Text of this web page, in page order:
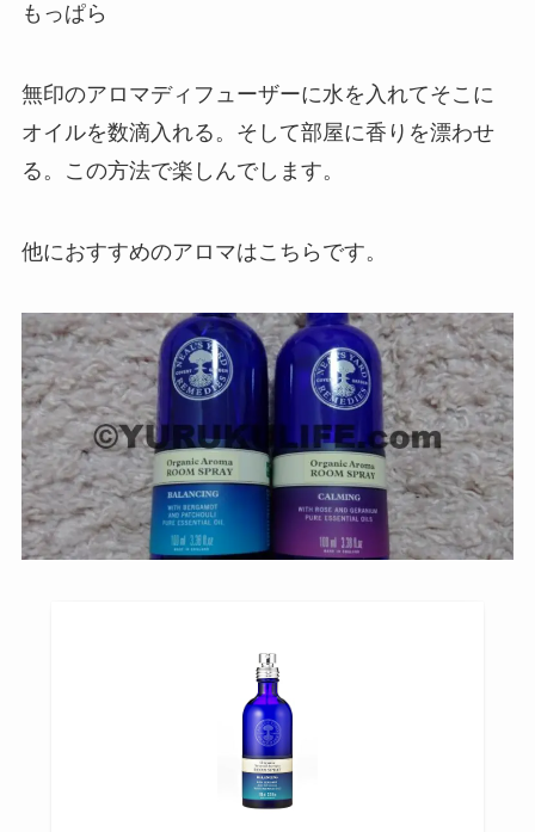
もっぱら
無印のアロマディフューザーに水を入れてそこに
オイルを数滴入れる。そして部屋に香りを漂わせ
る。この方法で楽しんでします。
他におすすめのアロマはこちらです。